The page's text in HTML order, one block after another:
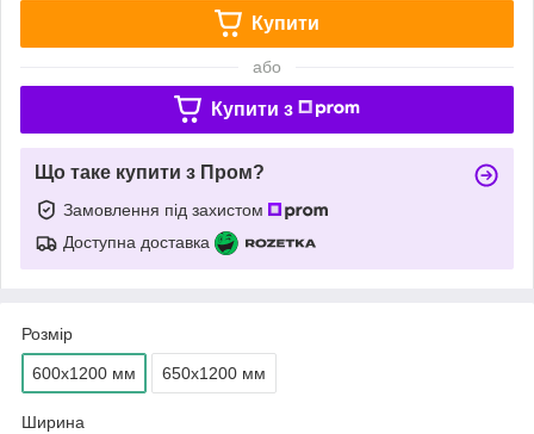
Купити
або
Купити з
Що таке купити з Пром?
Замовлення під захистом
Доступна доставка
Розмір
600х1200 мм 650х1200 мм
Ширина